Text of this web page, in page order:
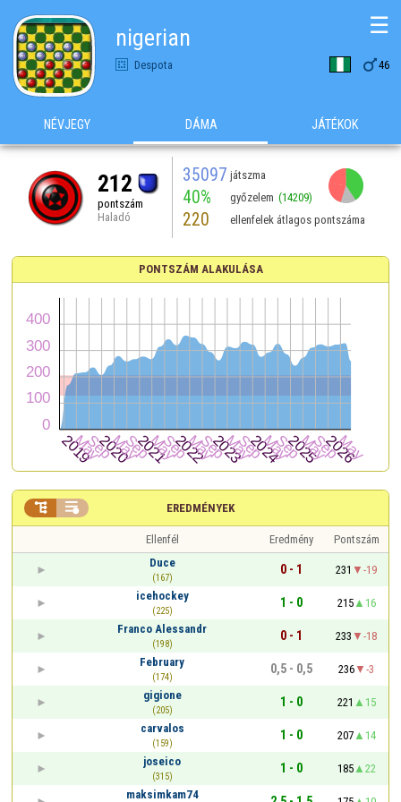
nigerian
Despota 46
☰
NÉVJEGY DÁMA JÁTÉKOK
212
pontszám
Haladó
35097 játszma
40% győzelem (14209)
220 ellenfelek átlagos pontszáma
PONTSZÁM ALAKULÁSA
EREDMÉNYEK
 
Ellenfél Eredmény
Pontszám
Duce
(167)
0 - 1 231
-19
icehockey
(225)
1 - 0 215
16
Franco Alessandr
(198)
0 - 1 233
-18
February
(174)
0,5 - 0,5 236
-3
gigione
(205)
1 - 0 221
15
carvalos
(159)
1 - 0 207
14
joseico
(315)
1 - 0 185
22
maksimkam74